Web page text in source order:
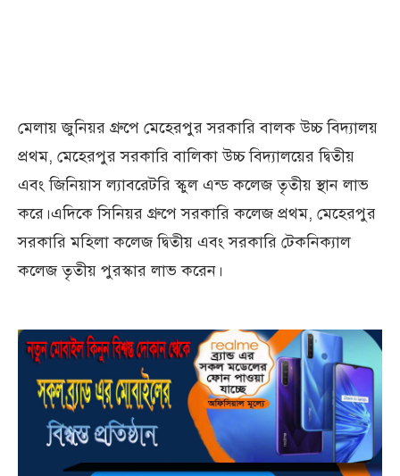
মেলায় জুনিয়র গ্রুপে মেহেরপুর সরকারি বালক উচ্চ বিদ্যালয়
প্রথম, মেহেরপুর সরকারি বালিকা উচ্চ বিদ্যালয়ের দ্বিতীয়
এবং জিনিয়াস ল্যাবরেটরি স্কুল এন্ড কলেজ তৃতীয় স্থান লাভ
করে।এদিকে সিনিয়র গ্রুপে সরকারি কলেজ প্রথম, মেহেরপুর
সরকারি মহিলা কলেজ দ্বিতীয় এবং সরকারি টেকনিক্যাল
কলেজ তৃতীয় পুরস্কার লাভ করেন।